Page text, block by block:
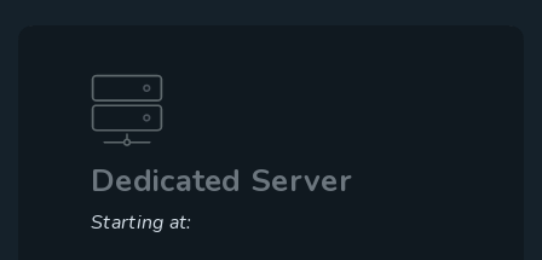
Dedicated Server
Starting at: